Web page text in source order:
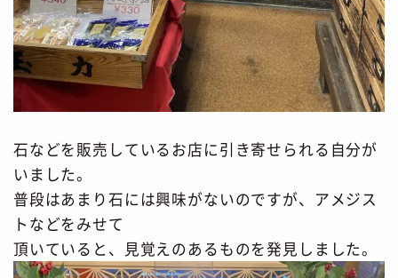
石などを販売しているお店に引き寄せられる自分が
いました。
普段はあまり石には興味がないのですが、アメジス
トなどをみせて
頂いていると、見覚えのあるものを発見しました。